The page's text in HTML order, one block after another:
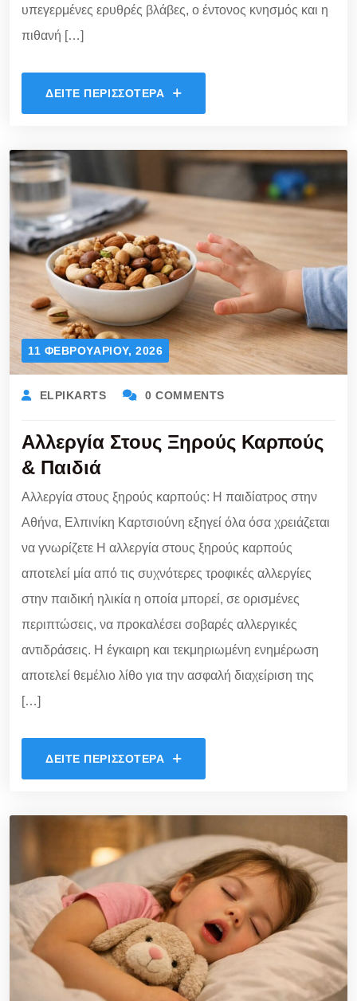
υπεγερμένες ερυθρές βλάβες, ο έντονος κνησμός και η
πιθανή […]
ΔΕΊΤΕ ΠΕΡΙΣΣΌΤΕΡΑ
11 ΦΕΒΡΟΥΑΡΊΟΥ, 2026
ELPIKARTS 0 COMMENTS
Αλλεργία Στους Ξηρούς Καρπούς
& Παιδιά
Αλλεργία στους ξηρούς καρπούς: Η παιδίατρος στην
Αθήνα, Ελπινίκη Καρτσιούνη εξηγεί όλα όσα χρειάζεται
να γνωρίζετε Η αλλεργία στους ξηρούς καρπούς
αποτελεί μία από τις συχνότερες τροφικές αλλεργίες
στην παιδική ηλικία η οποία μπορεί, σε ορισμένες
περιπτώσεις, να προκαλέσει σοβαρές αλλεργικές
αντιδράσεις. Η έγκαιρη και τεκμηριωμένη ενημέρωση
αποτελεί θεμέλιο λίθο για την ασφαλή διαχείριση της
[…]
ΔΕΊΤΕ ΠΕΡΙΣΣΌΤΕΡΑ